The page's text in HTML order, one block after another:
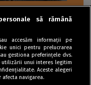
desert pufos și
să rămână
accesăm informații pe
unici pentru prelucrarea
gestiona preferințele dvs.
unui interes legitim
Aceste alegeri
navigarea.